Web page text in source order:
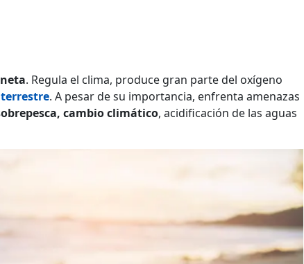
. Regula el clima, produce gran parte del oxígeno
. A pesar de su importancia, enfrenta amenazas
cambio climático, acidificación de las aguas